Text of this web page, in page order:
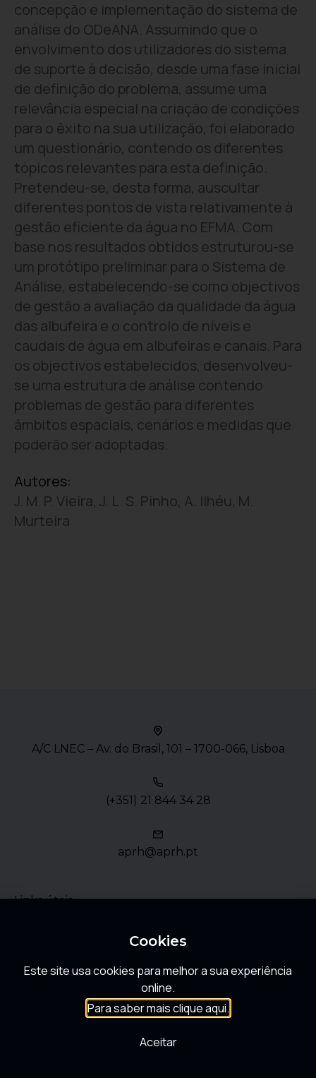
concepção e implementação do sistema de
análise do ODeANA. Assumindo que o
envolvimento dos utilizadores do sistema
de suporte à decisão, desde uma fase inicial
de definição do problema, assume uma
relevância especial na criação de condições
para o êxito na sua utilização, foi elaborado
um questionário, contendo os diferentes
tópicos relevantes para esta definição.
Pretendeu-se, desta forma, auscultar
diferentes pontos de vista relativamente à
gestão eficiente da água no EFMA. Com
base nos resultados obtidos estruturou-se
um protótipo preliminar para o Sistema de
Análise, estabelecendo-se como objectivos
de gestão a avaliação da qualidade da água
das albufeira e o controlo de níveis e
caudais de água em albufeiras e canais. Para
os objectivos estabelecidos, desenvolveu-
se uma estrutura de análise contendo
problemas de gestão para diferentes
âmbitos espaciais, cenários e medidas que
poderão ser adoptadas.
Autores:
J. M. P. Vieira, J. L. S. Pinho, A. Ilhéu, M.
Murteira
A/C LNEC – Av. do Brasil, 101 – 1700-066, Lisboa
(+351) 21 844 34 28
aprh@aprh.pt
Links úteis
FAQ
Cookies
Este site usa cookies para melhor a sua experiência
online.
Para saber mais clique aqui.
Aceitar